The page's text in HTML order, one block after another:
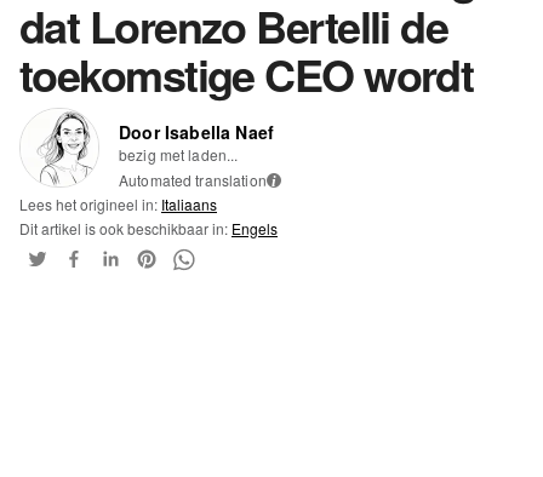
dat Lorenzo Bertelli de
toekomstige CEO wordt
Door Isabella Naef
bezig met laden...
Automated translation i
Lees het origineel in: Italiaans
Dit artikel is ook beschikbaar in: Engels